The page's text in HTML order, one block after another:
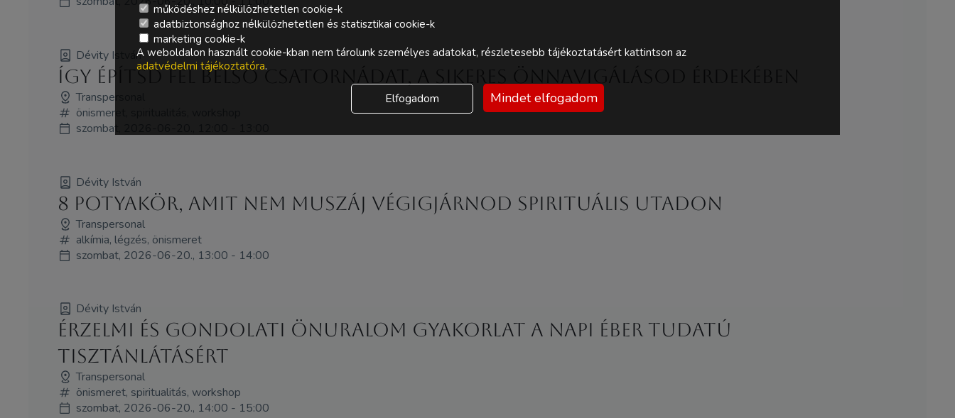
Dévity István
Így építsd fel belső csatornádat, a sikeres önnavigálásod érdekében
Transpersonal
önismeret, spiritualitás, workshop
szombat, 2026-06-20., 12:00 - 13:00
Dévity István
8 potyakör, amit nem muszáj végigjárnod spirituális utadon
Transpersonal
alkímia, légzés, önismeret
szombat, 2026-06-20., 13:00 - 14:00
Dévity István
Érzelmi és gondolati önuralom gyakorlat a napi éber tudatú
tisztánlátásért
Transpersonal
önismeret, spiritualitás, workshop
szombat, 2026-06-20., 14:00 - 15:00
működéshez nélkülözhetetlen cookie-k
adatbiztonsághoz nélkülözhetetlen és statisztikai cookie-k
marketing cookie-k
A weboldalon használt cookie-kban nem tárolunk személyes adatokat, részletesebb tájékoztatásért kattintson az
adatvédelmi tájékoztatóra.
Elfogadom Mindet elfogadom